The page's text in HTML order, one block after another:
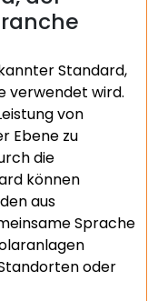
Standard,
verwendet wird.
von
Ebene zu
die
können
aus
Sprache
oder